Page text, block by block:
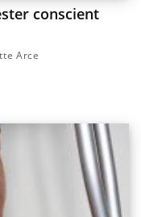
conscient
Arce